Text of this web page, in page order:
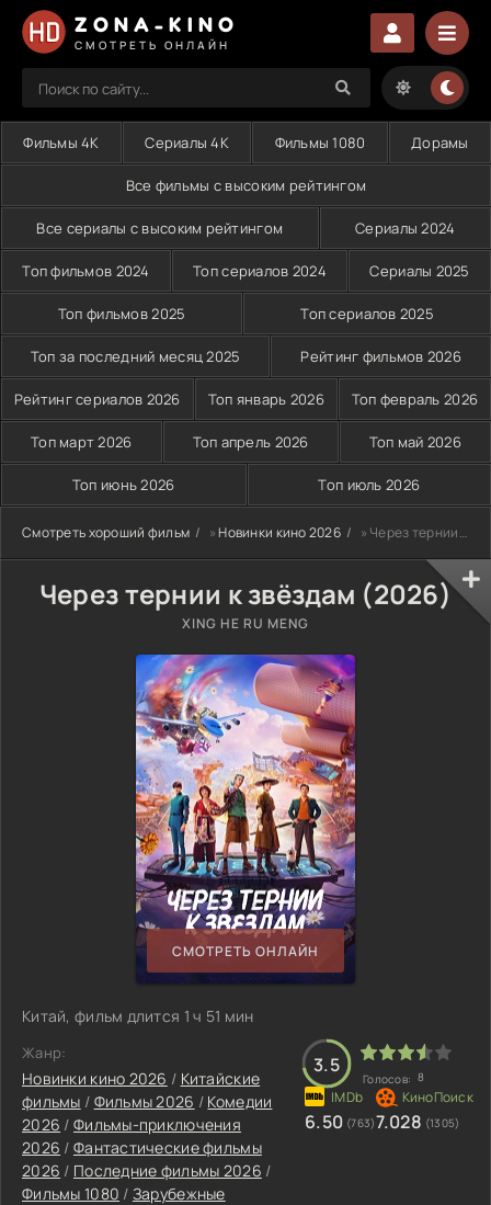
ZONA-KINO
СМОТРЕТЬ ОНЛАЙН
Фильмы 4K Сериалы 4K Фильмы 1080 Дорамы
Все фильмы с высоким рейтингом
Все сериалы с высоким рейтингом Сериалы 2024
Топ фильмов 2024 Топ сериалов 2024 Сериалы 2025
Топ фильмов 2025 Топ сериалов 2025
Топ за последний месяц 2025 Рейтинг фильмов 2026
Рейтинг сериалов 2026 Топ январь 2026 Топ февраль 2026
Топ март 2026 Топ апрель 2026 Топ май 2026
Топ июнь 2026 Топ июль 2026
Смотреть хороший фильм »Новинки кино 2026 » Через тернии к звёздам (2026)
Через тернии к звёздам (2026)
XING HE RU MENG
СМОТРЕТЬ ОНЛАЙН
Китай, фильм длится 1 ч 51 мин
Жанр:
Новинки кино 2026 / Китайские
фильмы / Фильмы 2026 / Комедии
2026 / Фильмы-приключения
2026 / Фантастические фильмы
2026 / Последние фильмы 2026 /
Фильмы 1080 / Зарубежные
3.5
Голосов: 8
6.50 (763)7.028 (1305)